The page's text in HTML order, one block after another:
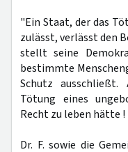
"Ein Staat, der das
zulässt, verlässt den
stellt seine
bestimmte
Schutz
Tötung eines
Recht zu leben hätte
Dr. F. sowie die